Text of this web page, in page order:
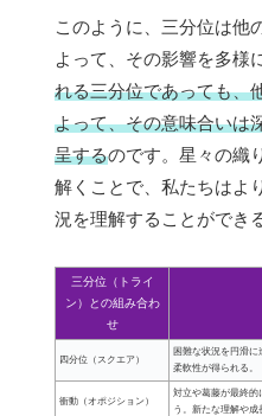
このように、三分位は他
よって、その影響を多様
れる三分位であっても、
よって、その意味合いは
呈するのです。星々の織
解くことで、私たちはよ
況を理解することができ
三分位（トライ
ン）との組み合わ
せ
四分位（スクエア）
困難な状況を円滑に
柔軟性が得られる。
衝動（オポジション）
対立や葛藤が最終的
う。新たな理解や成